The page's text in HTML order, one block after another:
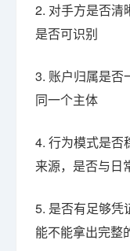
2. 对手方是否
是否可识别
3. 账户归属是
同一个主体
4. 行为模式是
来源，是否与日
5. 是否有足够
能不能拿出完整